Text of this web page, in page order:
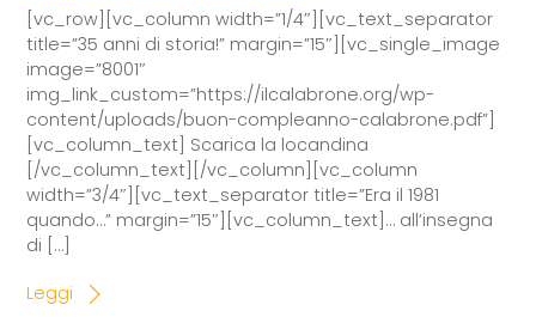
[vc_row][vc_column width=”1/4″][vc_text_separator
title=”35 anni di storia!” margin=”15″][vc_single_image
image=”8001″
img_link_custom=”https://ilcalabrone.org/wp-
content/uploads/buon-compleanno-calabrone.pdf”]
[vc_column_text] Scarica la locandina
[/vc_column_text][/vc_column][vc_column
width=”3/4″][vc_text_separator title=”Era il 1981
quando…” margin=”15″][vc_column_text]… all’insegna
di […]
Leggi